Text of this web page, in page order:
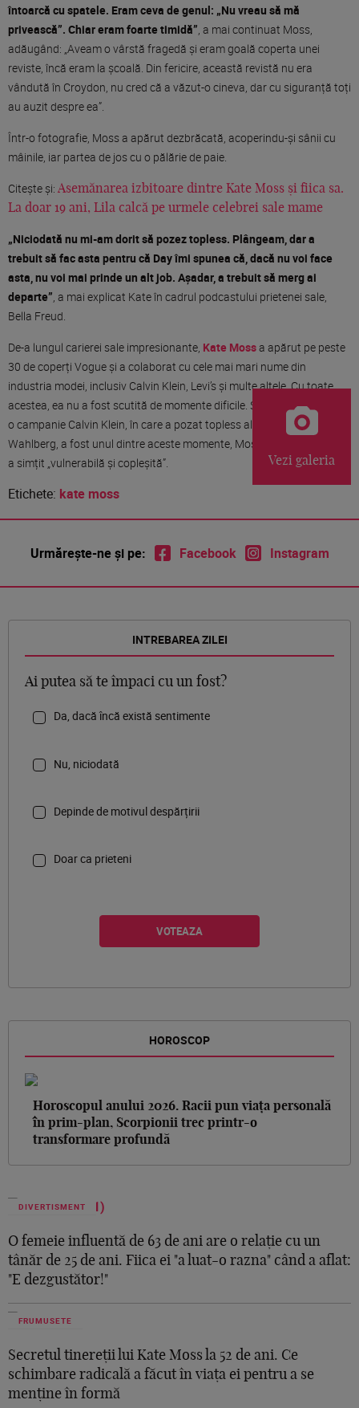
întoarcă cu spatele. Eram ceva de genul: „Nu vreau să mă
privească”. Chiar eram foarte timidă”, a mai continuat Moss,
adăugând: „Aveam o vârstă fragedă și eram goală coperta unei
reviste, încă eram la școală. Din fericire, această revistă nu era
vândută în Croydon, nu cred că a văzut-o cineva, dar cu siguranță toți
au auzit despre ea”.
Într-o fotografie, Moss a apărut dezbrăcată, acoperindu-și sânii cu
mâinile, iar partea de jos cu o pălărie de paie.
Citește și: Asemănarea izbitoare dintre Kate Moss și fiica sa.
La doar 19 ani, Lila calcă pe urmele celebrei sale mame
„Niciodată nu mi-am dorit să pozez topless. Plângeam, dar a
trebuit să fac asta pentru că Day îmi spunea că, dacă nu voi face
asta, nu voi mai prinde un alt job. Așadar, a trebuit să merg ai
departe”, a mai explicat Kate în cadrul podcastului prietenei sale,
Bella Freud.
De-a lungul carierei sale impresionante, Kate Mossa apărut pe peste
30 de coperți Vogue și a colaborat cu cele mai mari nume din
industria modei, inclusiv Calvin Klein, Levi’s și multe altele. Cu toate
acestea, ea nu a fost scutită de momente dificile. Ședința foto pentru
o campanie Calvin Klein, în care a pozat topless alături de Mark
Wahlberg, a fost unul dintre aceste momente, Moss mărturisind că s-
a simțit „vulnerabilă și copleșită”.
Vezi galeria
Etichete: kate moss
Urmărește-ne și pe: Facebook Instagram
INTREBAREA ZILEI
Ai putea să te împaci cu un fost?
Da, dacă încă există sentimente
Nu, niciodată
Depinde de motivul despărțirii
Doar ca prieteni
HOROSCOP
Horoscopul anului 2026. Racii pun viața personală
în prim-plan, Scorpionii trec printr-o
transformare profundă
DIVERTISMENT
O femeie influentă de 63 de ani are o relație cu un
tânăr de 25 de ani. Fiica ei "a luat-o razna" când a aflat:
"E dezgustător!"
FRUMUSETE
Secretul tinereții lui Kate Moss la 52 de ani. Ce
schimbare radicală a făcut în viața ei pentru a se
menține în formă